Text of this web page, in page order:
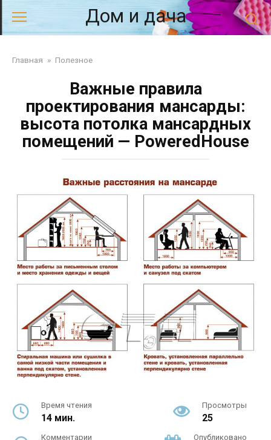
Перейти
к
контенту
Дом и дача
Главная » Полезное
Важные правила
проектирования мансарды:
высота потолка мансардных
помещений — PoweredHouse
Время чтения
14 мин.
Просмотры
25
Комментарии Опубликовано